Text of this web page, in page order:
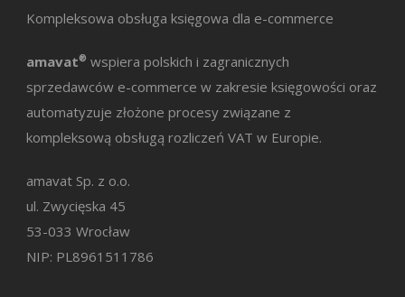
Kompleksowa obsługa księgowa dla e-commerce
amavat® wspiera polskich i zagranicznych
sprzedawców e-commerce w zakresie księgowości oraz
automatyzuje złożone procesy związane z
kompleksową obsługą rozliczeń VAT w Europie.
amavat Sp. z o.o.
ul. Zwycięska 45
53-033 Wrocław
NIP: PL8961511786